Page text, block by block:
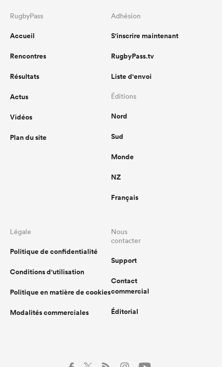
RugbyPass
Accueil
Rencontres
Résultats
Actus
Vidéos
Plan du site
Adhésion
S'inscrire maintenant
RugbyPass.tv
Liste d'envoi
Éditions
Nord
Sud
Monde
NZ
Français
Légale
Politique de confidentialité
Conditions d'utilisation
Politique en matière de cookies
Modalités commerciales
Nous
contacter
Support
Contact
commercial
Éditorial